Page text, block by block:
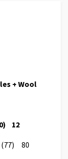
+ Wool
12
80